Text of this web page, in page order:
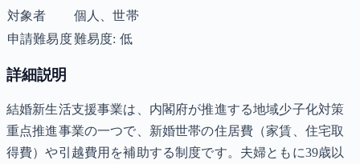
対象者
個人、世帯
申請難易度難易度: 低
詳細説明
結婚新生活支援事業は、内閣府が推進する地域少子化対策
重点推進事業の一つで、新婚世帯の住居費（家賃、住宅取
得費）や引越費用を補助する制度です。夫婦ともに39歳以